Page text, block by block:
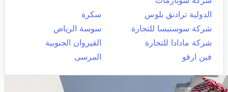
الدولية ترادنق بلوس
سكرة
شركة سوسنيسا للتجارة
سوسة الرياض
شركة مادادا للتجارة
القيروان الجنوبية
فين ارقو
المرسى